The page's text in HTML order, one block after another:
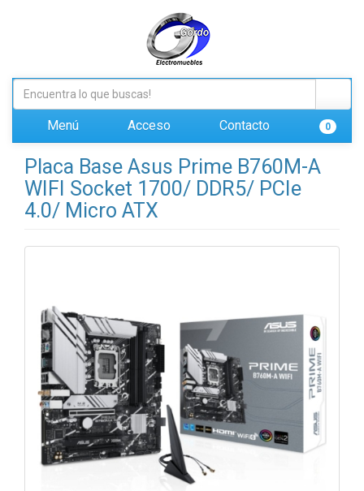
Menú Acceso Contacto 0
Placa Base Asus Prime B760M-A
WIFI Socket 1700/ DDR5/ PCIe
4.0/ Micro ATX